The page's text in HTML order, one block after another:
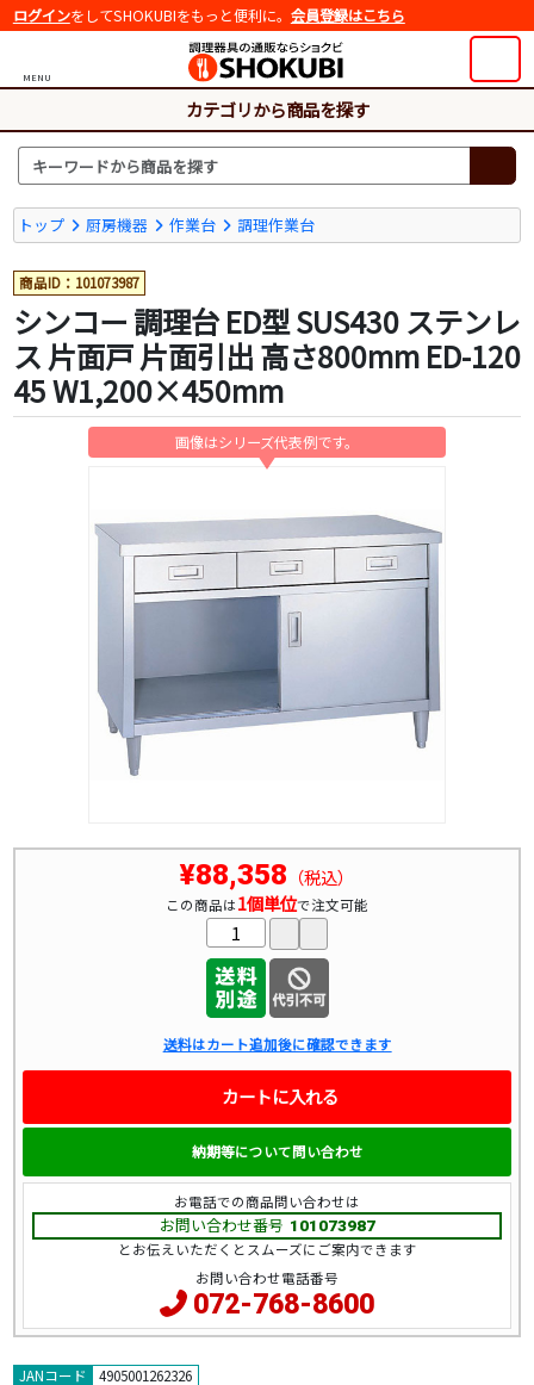
ログインをしてSHOKUBIをもっと便利に。 会員登録はこちら
MENU
カテゴリから商品を探す
トップ 厨房機器 作業台 調理作業台
商品ID：101073987
シンコー 調理台 ED型 SUS430 ステンレ
ス 片面戸 片面引出 高さ800mm ED-120
45 W1,200×450mm
JANコード 4905001262326
¥88,358 （税込）
この商品は1個単位で注文可能
送料はカート追加後に確認できます
カートに入れる
納期等について問い合わせ
お電話での商品問い合わせは
お問い合わせ番号 101073987
とお伝えいただくとスムーズにご案内できます
お問い合わせ電話番号
072-768-8600
画像はシリーズ代表例です。